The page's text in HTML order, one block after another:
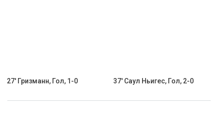
27' Гризманн, Гол, 1-0 37' Саул Ньигес, Гол, 2-0